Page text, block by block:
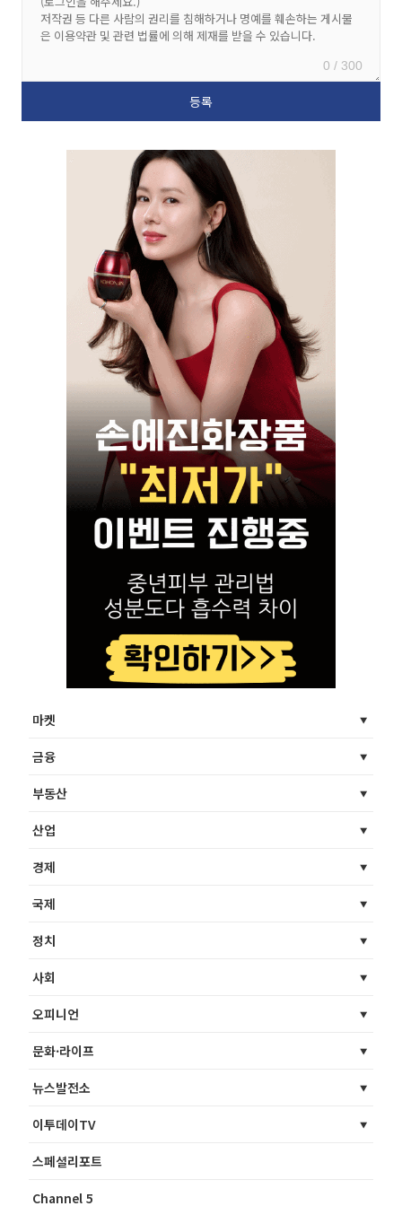
0 / 300
마켓
금융
부동산
산업
경제
국제
정치
사회
오피니언
문화·라이프
뉴스발전소
이투데이TV
스페셜리포트
Channel 5